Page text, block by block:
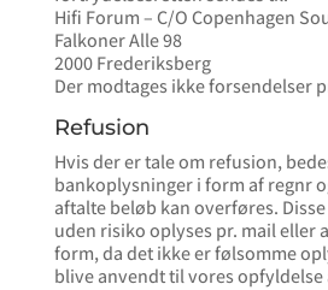
Hifi Forum – C/O Copenhagen
Falkoner Alle 98
2000 Frederiksberg
Der modtages ikke forsendelser
Refusion
Hvis der er tale om refusion,
bankoplysninger i form af regnr
aftalte beløb kan overføres.
uden risiko oplyses pr. mail eller
form, da det ikke er følsomme
blive anvendt til vores